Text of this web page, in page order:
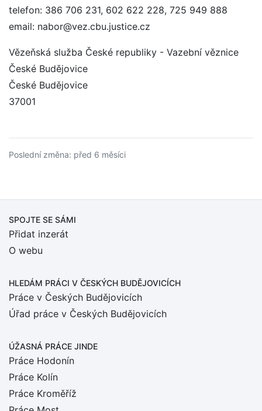
telefon: 386 706 231, 602 622 228, 725 949 888
email: nabor@vez.cbu.justice.cz
Vězeňská služba České republiky - Vazební věznice
České Budějovice
České Budějovice
37001
Poslední změna: před 6 měsíci
SPOJTE SE SÁMI
Přidat inzerát
O webu
HLEDÁM PRÁCI V ČESKÝCH BUDĚJOVICÍCH
Práce v Českých Budějovicích
Úřad práce v Českých Budějovicích
ÚŽASNÁ PRÁCE JINDE
Práce Hodonín
Práce Kolín
Práce Kroměříž